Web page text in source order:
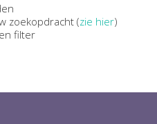
zoekopdracht (zie hier)
filter